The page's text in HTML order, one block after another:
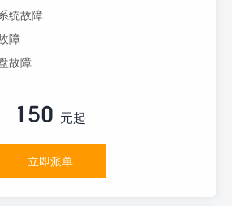
统故障
障
故障
150 元起
立即派单